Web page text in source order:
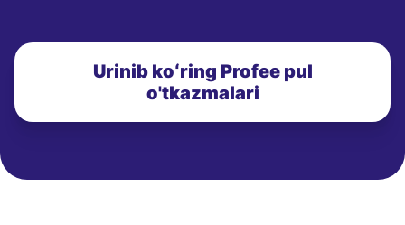
Urinib koʻring Profee pul
o'tkazmalari